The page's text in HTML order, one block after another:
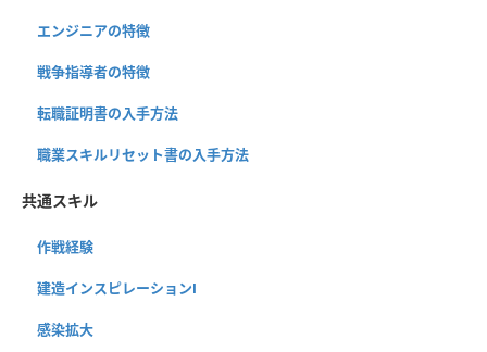
エンジニアの特徴
戦争指導者の特徴
転職証明書の入手方法
職業スキルリセット書の入手方法
共通スキル
作戦経験
建造インスピレーションⅠ
感染拡大